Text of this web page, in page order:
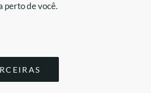
perto de você.